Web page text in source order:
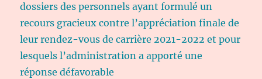
dossiers des personnels ayant formulé un
recours gracieux contre l’appréciation finale de
leur rendez-vous de carrière 2021-2022 et pour
lesquels l’administration a apporté une
réponse défavorable